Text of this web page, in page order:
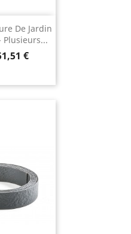
De Jardin
Plusieurs...
€